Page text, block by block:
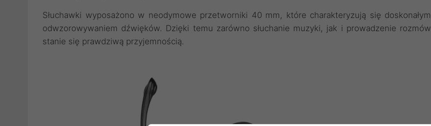
Słuchawki wyposażono w neodymowe przetworniki 40 mm, które charakteryzują się doskonałym
odwzorowywaniem dźwięków. Dzięki temu zarówno słuchanie muzyki, jak i prowadzenie rozmów
stanie się prawdziwą przyjemnością.